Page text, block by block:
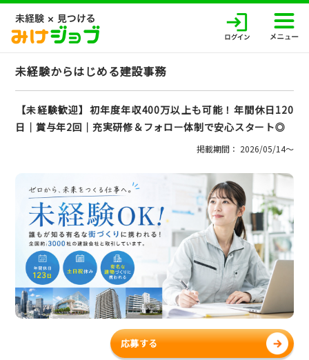
未経験からはじめる建設事務
【未経験歓迎】初年度年収400万以上も可能！年間休日120
日│賞与年2回│充実研修＆フォロー体制で安心スタート◎
掲載期間： 2026/05/14〜
応募する